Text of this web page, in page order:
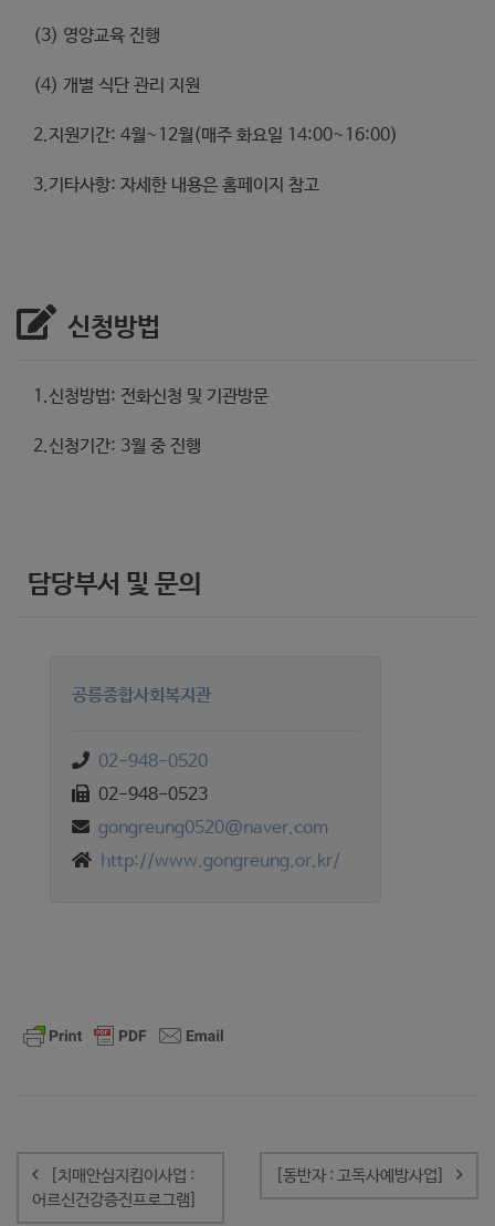
(3) 영양교육 진행
(4) 개별 식단 관리 지원
2.지원기간: 4월~12월(매주 화요일 14:00~16:00)
3.기타사항: 자세한 내용은 홈페이지 참고
신청방법
1.신청방법: 전화신청 및 기관방문
2.신청기간: 3월 중 진행
담당부서 및 문의
공릉종합사회복지관
02-948-0520
02-948-0523
gongreung0520@naver.com
http://www.gongreung.or.kr/
내
비
게
[치매안심지킴이사업 :
어르신건강증진프로그램]
[동반자 : 고독사예방사업]